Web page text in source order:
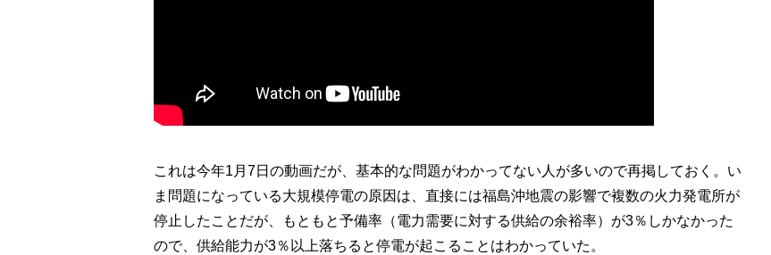
これは今年1月7日の動画だが、基本的な問題がわかってない人が多いので再掲しておく。い
ま問題になっている大規模停電の原因は、直接には福島沖地震の影響で複数の火力発電所が
停止したことだが、もともと予備率（電力需要に対する供給の余裕率）が3％しかなかった
ので、供給能力が3％以上落ちると停電が起こることはわかっていた。